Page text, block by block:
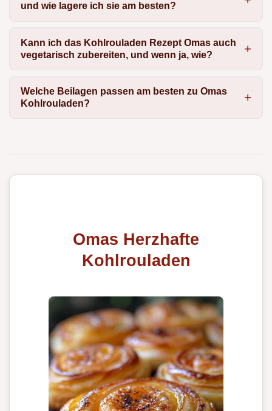
und wie lagere ich sie am besten?
Kann ich das Kohlrouladen Rezept Omas auch
vegetarisch zubereiten, und wenn ja, wie?
Welche Beilagen passen am besten zu Omas
Kohlrouladen?
Omas Herzhafte
Kohlrouladen